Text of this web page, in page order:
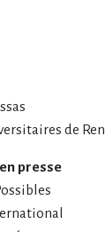
de
presse